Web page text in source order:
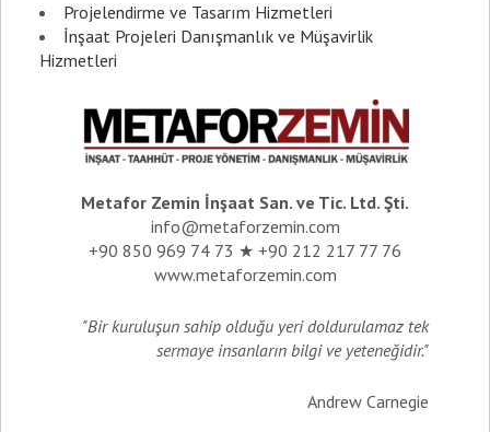
Projelendirme ve Tasarım Hizmetleri
İnşaat Projeleri Danışmanlık ve Müşavirlik
Hizmetleri
Metafor Zemin İnşaat San. ve Tic. Ltd. Şti.
info@metaforzemin.com
+90 850 969 74 73 ★ +90 212 217 77 76
www.metaforzemin.com
"Bir kuruluşun sahip olduğu yeri doldurulamaz tek
sermaye insanların bilgi ve yeteneğidir."
Andrew Carnegie